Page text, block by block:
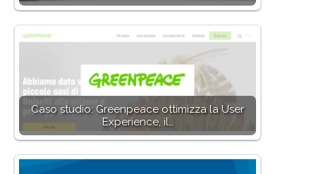
Caso studio: Greenpeace ottimizza la User
Experience, il…